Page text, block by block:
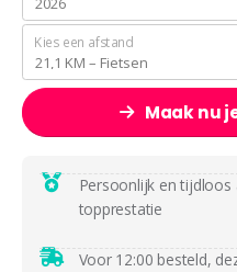
Kies een afstand
Maak nu
Persoonlijk en tijdloos
topprestatie
Voor 12:00 besteld,